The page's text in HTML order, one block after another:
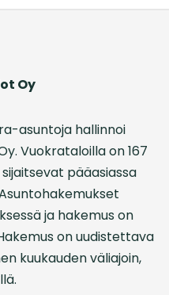
Oy
asuntoja hallinnoi
Vuokrataloilla on 167
pääasiassa
ja hakemus on
on uudistettava
kuukauden väliajoin,